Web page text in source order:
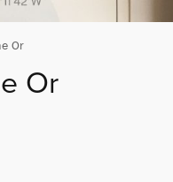
Or
Or